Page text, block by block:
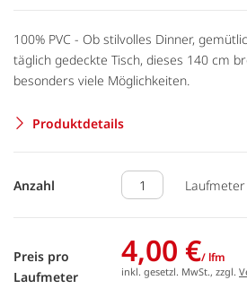
100% PVC - Ob stilvolles Dinner,
täglich gedeckte Tisch, dieses 140 cm
besonders viele Möglichkeiten.
Produktdetails
Anzahl Laufmeter
Preis pro
Laufmeter
4,00 €/ lfm
inkl. gesetzl. MwSt., zzgl.